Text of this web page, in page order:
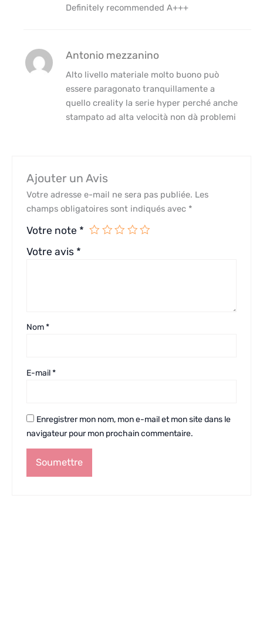
Definitely recommended A+++
Antonio mezzanino
Alto livello materiale molto buono può
essere paragonato tranquillamente a
quello creality la serie hyper perché anche
stampato ad alta velocità non dà problemi
Ajouter un Avis
Votre adresse e-mail ne sera pas publiée. Les
champs obligatoires sont indiqués avec *
Votre note *
Votre avis *
Nom*
E-mail*
Enregistrer mon nom, mon e-mail et mon site dans le
navigateur pour mon prochain commentaire.